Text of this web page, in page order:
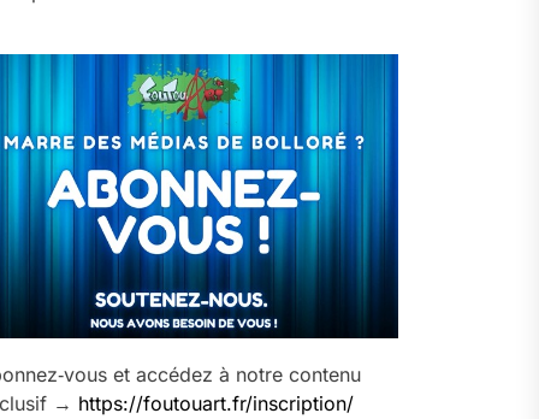
et accédez à notre contenu
→ https://foutouart.fr/inscription/